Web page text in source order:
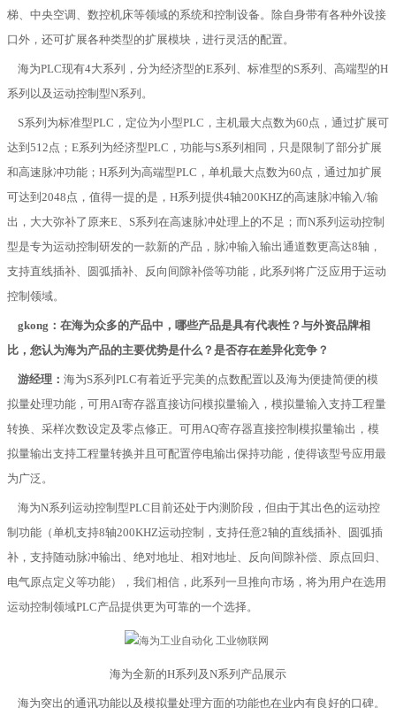
梯、中央空调、数控机床等领域的系统和控制设备。除自身带有各种外设接
口外，还可扩展各种类型的扩展模块，进行灵活的配置。
海为PLC现有4大系列，分为经济型的E系列、标准型的S系列、高端型的H
系列以及运动控制型N系列。
S系列为标准型PLC ，定位为小型PLC ，主机最大点数为60 点，通过扩展可
达到 512 点； E系列为经济型PLC ，功能与S系列相同，只是限制了部分扩展
和高速脉冲功能； H系列为高端型PLC ，单机最大点数为60 点，通过加扩展
可达到 2048 点，值得一提的是， H系列提供4轴200KHZ的高速脉冲输入 /输
出，大大弥补了原来E S系列在高速脉冲处理上的不足；而N系列运动控制
型是专为运动控制研发的一款新的产品，脉冲输入输出通道数更高达8轴，
支持直线插补、圆弧插补、反向间隙补偿等功能，此系列将广泛应用于运动
控制领域。
gkong：在海为众多的产品中，哪些产品是具有代表性？与外资品牌相
比，您认为海为产品的主要优势是什么？是否存在差异化竞争？
游经理： 海为S系列PLC有着近乎完美的点数配置以及海为便捷简便的模
拟量处理功能，可用AI寄存器直接访问模拟量输入，模拟量输入支持工程量
转换、采样次数设定及零点修正。可用AQ寄存器直接控制模拟量输出，模
拟量输出支持工程量转换并且可配置停电输出保持功能，使得该型号应用最
为广泛。
海为N系列运动控制型PLC 目前还处于内测阶段，但由于其出色的运动控
制功能（单机支持8轴200KHZ运动控制，支持任意2轴的直线插补、圆弧插
补，支持随动脉冲输出、绝对地址、相对地址、反向间隙补偿、原点回归、
电气原点定义等功能），我们相信，此系列一旦推向市场，将为用户在选用
运动控制领域PLC产品提供更为可靠的一个选择。
海为全新的H系列及N系列产品展示
海为突出的通讯功能以及模拟量处理方面的功能也在业内有良好的口碑。